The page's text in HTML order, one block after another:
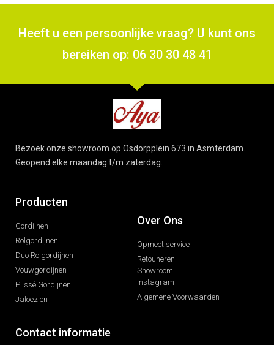
Heeft u een persoonlijke vraag? U kunt ons
bereiken op: 06 30 30 48 41
Bezoek onze showroom op Osdorpplein 673 in Asmterdam.
Geopend elke maandag t/m zaterdag.
Producten
Gordijnen
Rolgordijnen
Duo Rolgordijnen
Vouwgordijnen
Plissé Gordijnen
Jaloeziën
Over Ons
Opmeet service
Retouneren
Showroom
Instagram
Algemene Voorwaarden
Contact informatie